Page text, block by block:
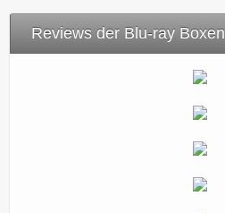
Reviews der Blu-ray Boxen